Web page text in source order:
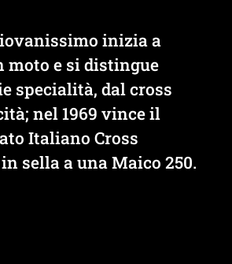
inizia a
moto e si distingue
specialità, dal cross
nel 1969 vince il
Italiano Cross
sella a una Maico 250.